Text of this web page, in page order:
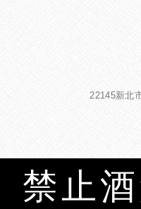
22145新北
禁止